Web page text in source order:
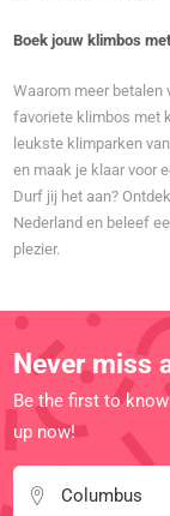
Boek jouw klimbos
Waarom meer betalen
favoriete klimbos met
leukste klimparken
en maak je klaar voor
Durf jij het aan?
Nederland en beleef
plezier.
Never miss
Be the first to
up now!
Columbus